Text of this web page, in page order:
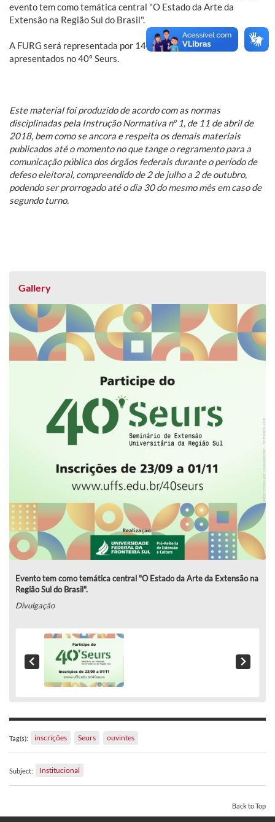
evento tem como temática central "O Estado da Arte da
Extensão na Região Sul do Brasil".
A FURG será representada por 14 trabalhos que serão
apresentados no 40º Seurs.
Este material foi produzido de acordo com as normas
disciplinadas pela Instrução Normativa nº 1, de 11 de abril de
2018, bem como se ancora e respeita os demais materiais
publicados até o momento no que tange o regramento para a
comunicação pública dos órgãos federais durante o período de
defeso eleitoral, compreendido de 2 de julho a 2 de outubro,
podendo ser prorrogado até o dia 30 do mesmo mês em caso de
segundo turno.
Gallery
Evento tem como temática central "O Estado da Arte da Extensão na
Região Sul do Brasil".
Divulgação
Tag(s): inscrições Seurs ouvintes
Subject: Institucional
Back to Top